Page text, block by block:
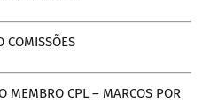
COMISSÕES
MEMBRO CPL – MARCOS POR